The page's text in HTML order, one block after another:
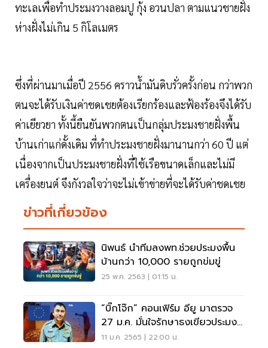
ทะเลเพื่อทำประมงวางลอมปู กุ้ง อวนปลา ตามแนวชายฝั่ง
ห่างฝั่งไม่เกิน 5 กิโลเมตร
ซึ่งที่ผ่านมาเมื่อปี 2556 คราวน้ำมันดิบรั่วครั้งก่อน กว่าพวก
ตนจะได้รับเงินค่าชดเชยต้องเรียกร้องและฟ้องร้องจึงได้รับ
ค่าเยียวยา ทั้งนี้ยืนยันพวกตนเป็นกลุ่มประมงชายฝั่งพื้น
บ้านเก่าแก่ดั้งเดิม ที่ทำประมงชายฝั่งมานานกว่า 60 ปี แต่
เนื่องจากเป็นประมงชายฝั่งที่ใช้เรือขนาดเล็กและไม่มี
เครื่องยนต์ จึงกังวลใจว่าจะไม่เข้าข่ายที่จะได้รับค่าชดเชย
ข่าวที่เกี่ยวข้อง
นิพนธ์ นำทีมลงพท.ช่วยประมงพื้น
บ้านกว่า 10,000 รายถูกข่มขู่
25 พ.ค. 2563 | 01:15 น.
“บิ๊กโจ๊ก” คอนเฟิร์ม อียู มาตรวจ
27 ม.ค. มั่นใจรักษาธงเขียวประมง
ไทย ไว้ได้
11 ม.ค. 2565 | 22:00 น.